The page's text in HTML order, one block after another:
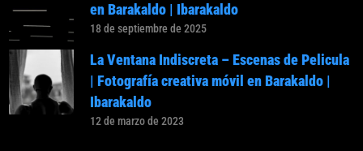
en Barakaldo | Ibarakaldo
18 de septiembre de 2025
La Ventana Indiscreta – Escenas de Pelicula
| Fotografía creativa móvil en Barakaldo |
Ibarakaldo
12 de marzo de 2023